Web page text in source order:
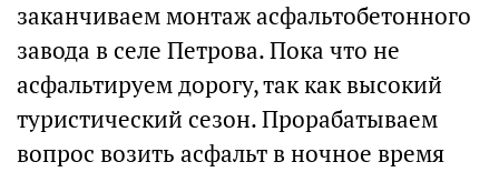
заканчиваем монтаж асфальтобетонного
завода в селе Петрова. Пока что не
асфальтируем дорогу, так как высокий
туристический сезон. Прорабатываем
вопрос возить асфальт в ночное время